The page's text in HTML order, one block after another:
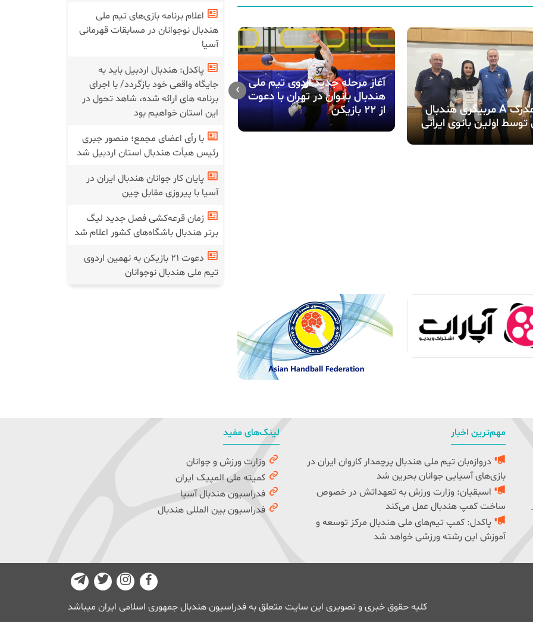
اخذ مدرک A مربیگری هندبال
اولین بانوی ایرانی
آغاز مرحله جدید اردوی تیم ملی
هندبال بانوان در تهران با دعوت
از ۲۲ بازیکن
یک ایرانی عضو کارگروه زنان
فدراسیون جهانی هندبال شد
›
اعلام برنامه بازی‌های تیم ملی
هندبال نوجوانان در مسابقات قهرمانی
آسیا
پاکدل: هندبال اردبیل باید به
جایگاه واقعی خود بازگردد/ با اجرای
برنامه های ارائه شده، شاهد تحول در
این استان خواهیم بود
با رأی اعضای مجمع؛ منصور جبری
رئیس هیأت هندبال استان اردبیل شد
پایان کار جوانان هندبال ایران در
آسیا با پیروزی مقابل چین
زمان قرعه‌کشی فصل جدید لیگ
برتر هندبال باشگاه‌های کشور اعلام شد
دعوت ۲۱ بازیکن به نهمین اردوی
تیم ملی هندبال نوجوانان
مهم‌ترین اخبار
دروازه‌بان تیم ملی هندبال پرچمدار کاروان ایران در
بازی‌های آسیایی جوانان بحرین شد
اسبقیان: وزارت ورزش به تعهداتش در خصوص
ساخت کمپ هندبال عمل می‌کند
پاکدل: کمپ تیم‌های ملی هندبال مرکز توسعه و
آموزش این رشته ورزشی خواهد شد
لینک‌های مفید
وزارت ورزش و جوانان
کمیته ملی المپیک ایران
فدراسیون هندبال آسیا
فدراسیون بین المللی هندبال
کلیه حقوق خبری و تصویری این سایت متعلق به فدراسیون هندبال جمهوری اسلامی ایران میباشد